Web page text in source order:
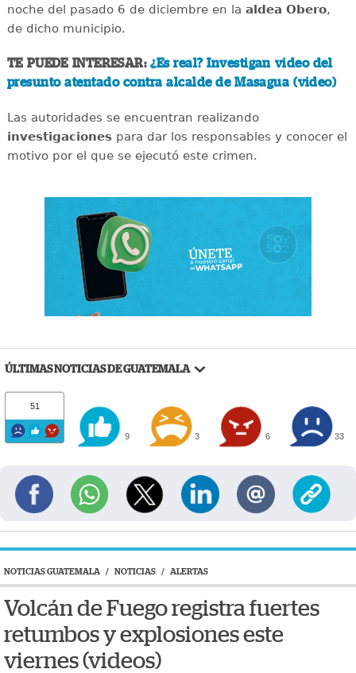
noche del pasado 6 de diciembre en la aldea Obero,
de dicho municipio.
TE PUEDE INTERESAR:¿Es real? Investigan video del
presunto atentado contra alcalde de Masagua (video)
Las autoridades se encuentran realizando
investigacionespara dar los responsables y conocer el
motivo por el que se ejecutó este crimen.
ÚLTIMAS NOTICIAS DE GUATEMALA
51
9 3 6 33
NOTICIAS GUATEMALA / NOTICIAS / ALERTAS
Volcán de Fuego registra fuertes
retumbos y explosiones este
viernes (videos)